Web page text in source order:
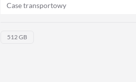
Case transportowy
512 GB